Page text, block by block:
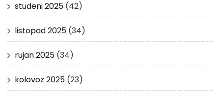
studeni 2025 (42)
listopad 2025 (34)
rujan 2025 (34)
kolovoz 2025 (23)